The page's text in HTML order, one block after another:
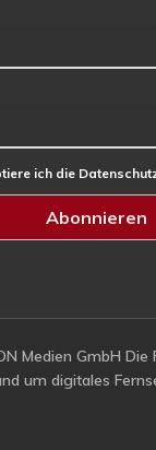
ich die
Medien GmbH Die
um digitales